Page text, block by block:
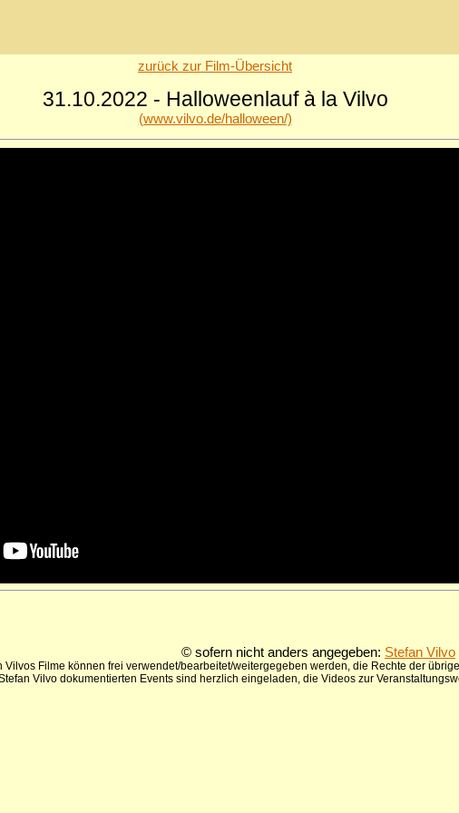
zurück zur Film-Übersicht
31.10.2022 - Halloweenlauf à la Vilvo
(www.vilvo.de/halloween/)
© sofern nicht anders angegeben: Stefan Vilvo
Vilvos Filme können frei verwendet/bearbeitet/weitergegeben werden, die Rechte der
Vilvo dokumentierten Events sind herzlich eingeladen, die Videos zur